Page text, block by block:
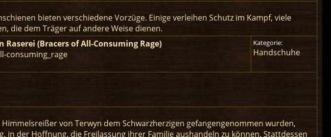
bieten verschiedene Vorzüge. Einige verleihen Schutz im Kampf, viele
die dem Träger auf andere Weise dienen.
(Bracers of All-Consuming Rage)
consuming_rage
Kategorie:
Handschuhe
von Terwyn dem Schwarzherzigen gefangengenommen wurden,
in der Hoffnung, die Freilassung ihrer Familie aushandeln zu können. Stattdessen